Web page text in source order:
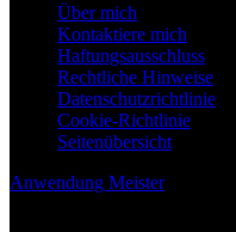
Über mich
Kontaktiere mich
Haftungsausschluss
Rechtliche Hinweise
Datenschutzrichtlinie
Cookie-Richtlinie
Seitenübersicht
Anwendung Meister